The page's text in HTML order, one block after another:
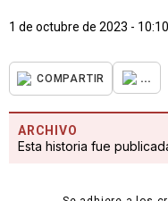
1 de octubre de 2023 -
COMPARTIR ...
ARCHIVO
Esta historia fue